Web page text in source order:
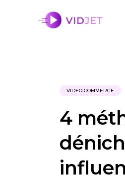
VIDEO COMMERCE
4